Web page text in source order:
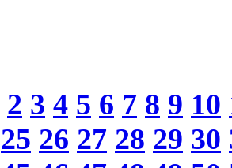
2 3 4 5 6 7 8 9 10
25 26 27 28 29 30